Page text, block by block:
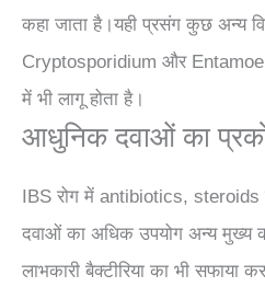
कहा जाता है।यही प्रसंग कुछ अन्य
Cryptosporidium और
में भी लागू होता है।
आधुनिक दवाओं का
IBS रोग में antibiotics, steroids
दवाओं का अधिक उपयोग अन्य मुख्य
लाभकारी बैक्टीरिया का भी सफाया